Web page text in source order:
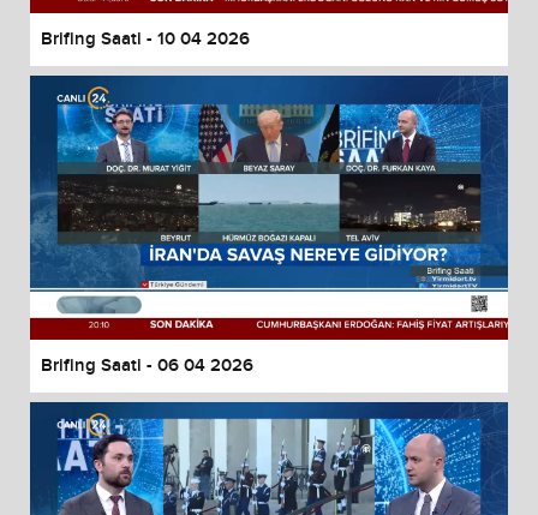
Brifing Saati - 10 04 2026
Brifing Saati - 06 04 2026